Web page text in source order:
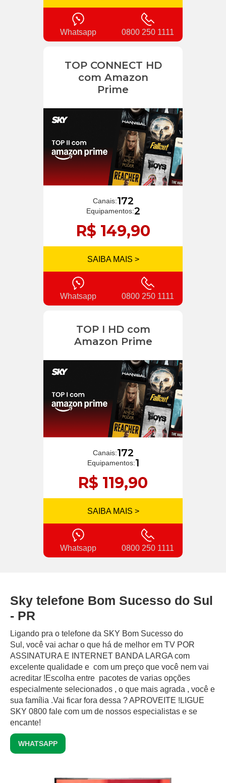
Whatsapp 0800 250 1111
TOP CONNECT HD
com Amazon
Prime
Canais:172
Equipamentos:2
R$ 149,90
SAIBA MAIS >
Whatsapp 0800 250 1111
TOP I HD com
Amazon Prime
Canais:172
Equipamentos:1
R$ 119,90
SAIBA MAIS >
Whatsapp 0800 250 1111
Sky telefone Bom Sucesso do Sul
- PR
Ligando pra o telefone da SKY Bom Sucesso do
Sul, você vai achar o que há de melhor em TV POR
ASSINATURA E INTERNET BANDA LARGA com
excelente qualidade e com um preço que você nem vai
acreditar !Escolha entre pacotes de varias opções
especialmente selecionados , o que mais agrada , você e
sua família .Vai ficar fora dessa ? APROVEITE !LIGUE
SKY 0800 fale com um de nossos especialistas e se
encante!
WHATSAPP